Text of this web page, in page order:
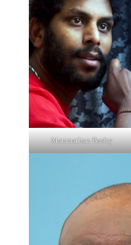
Manmathan Basky